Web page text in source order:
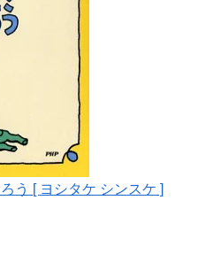
う [ ヨシタケ シンスケ ]